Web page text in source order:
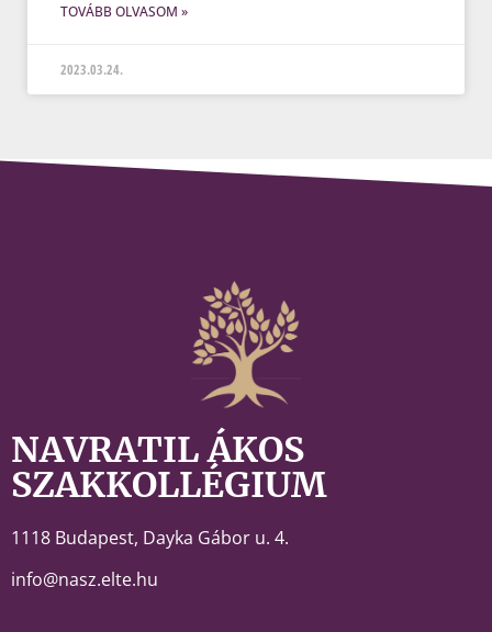
TOVÁBB OLVASOM »
2023.03.24.
NAVRATIL ÁKOS
SZAKKOLLÉGIUM
1118 Budapest, Dayka Gábor u. 4.
info@nasz.elte.hu